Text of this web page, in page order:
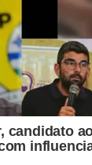
A umbra
A Lua
do
Ponto de
A Lua